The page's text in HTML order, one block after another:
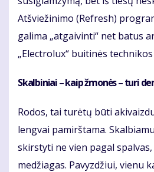
Atšviežinimo (Refresh)
galima „atgaivinti“ net batus
„Electrolux“ buitinės
Skalbiniai – kaip žmonės – turi
Rodos, tai turėtų būti
lengvai pamirštama.
skirstyti ne vien pagal
medžiagas. Pavyzdžiui, vienu